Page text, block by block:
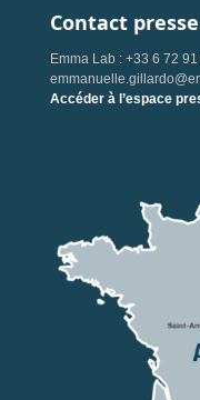
Contact presse
Emma Lab : +33 6 72 91
Accéder à l’espace